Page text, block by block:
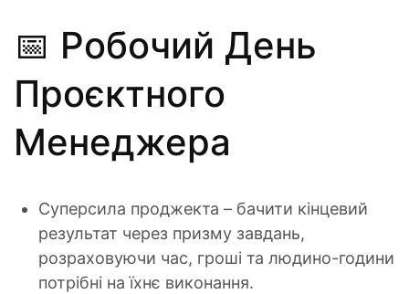
📅 Робочий День
Проєктного
Менеджера
Суперсила проджекта – бачити кінцевий
результат через призму завдань,
розраховуючи час, гроші та людино-години
потрібні на їхнє виконання.